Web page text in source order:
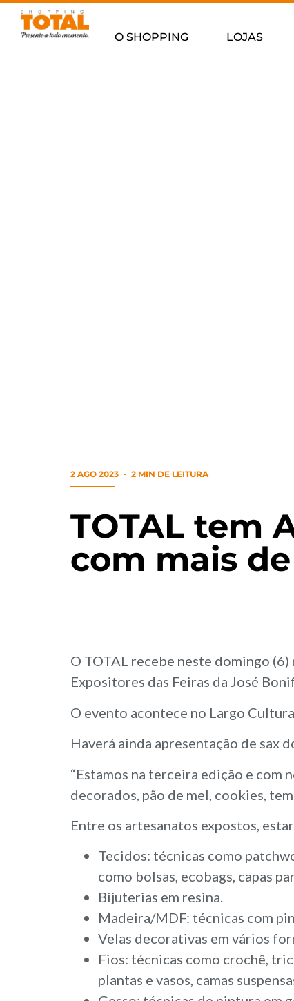
O SHOPPING LOJAS
2 AGO 2023 2 MIN DE LEITURA
TOTAL tem
com mais
O TOTAL recebe neste domingo
Expositores das Feiras da José
O evento acontece no Largo
Haverá ainda apresentação de sax
“Estamos na terceira edição e
decorados, pão de mel, cookies,
Entre os artesanatos expostos,
Tecidos: técnicas como
como bolsas, ecobags, capas
Bijuterias em resina.
Madeira/MDF: técnicas com
Velas decorativas em vários
Fios: técnicas como crochê,
plantas e vasos, camas